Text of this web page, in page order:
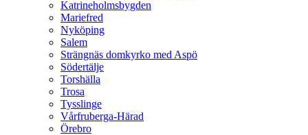
Katrineholmsbygden
Mariefred
Nyköping
Salem
Strängnäs domkyrko med Aspö
Södertälje
Torshälla
Trosa
Tysslinge
Vårfruberga-Härad
Örebro